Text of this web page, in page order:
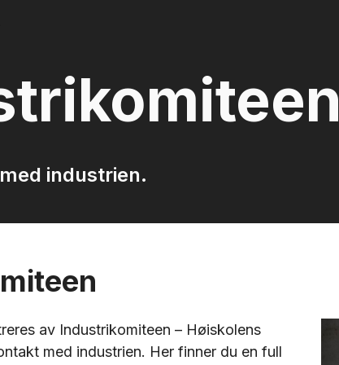
industrien.
av Industrikomiteen – Høiskolens
med industrien. Her finner du en full